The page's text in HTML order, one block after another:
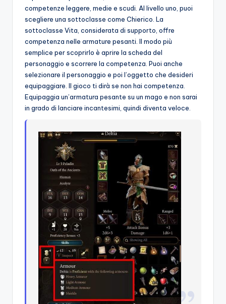
competenze leggere, medie e scudi. Al livello uno, puoi
scegliere una sottoclasse come Chierico. La
sottoclasse Vita, considerata di supporto, offre
competenza nelle armature pesanti. Il modo più
semplice per scoprirlo è aprire la scheda del
personaggio e scorrere la competenza. Puoi anche
selezionare il personaggio e poi l’oggetto che desideri
equipaggiare. Il gioco ti dirà se non hai competenza.
Equipaggia un’armatura pesante su un mago e non sarai
in grado di lanciare incantesimi, quindi diventa veloce.